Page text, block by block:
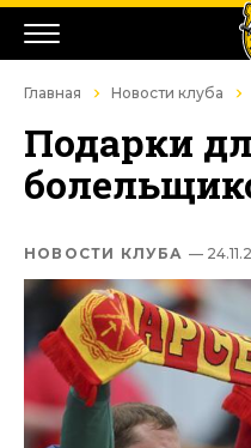
Главная Новости клуба
Подарки
НОВОСТИ КЛУБА —